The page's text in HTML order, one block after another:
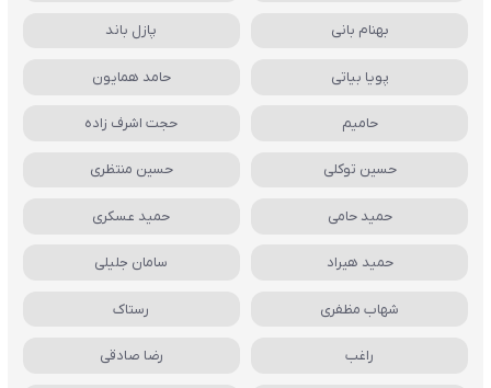
بهنام بانی پازل باند
پویا بیاتی حامد همایون
حامیم حجت اشرف زاده
حسین توکلی حسین منتظری
حمید حامی حمید عسکری
حمید هیراد سامان جلیلی
شهاب مظفری رستاک
راغب رضا صادقی